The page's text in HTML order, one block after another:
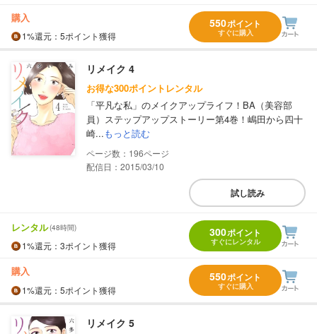
購入
1%還元 ：5ポイント獲得
550ポイント
すぐに購入
リメイク 4
お得な300ポイントレンタル
「平凡な私」のメイクアップライフ！BA（美容部
員）ステップアップストーリー第4巻！嶋田から四十
崎...もっと読む
196
配信日：2015/03/10
試し読み
レンタル(48時間)
1%還元 ：3ポイント獲得
300ポイント
すぐにレンタル
購入
1%還元 ：5ポイント獲得
550ポイント
すぐに購入
リメイク 5